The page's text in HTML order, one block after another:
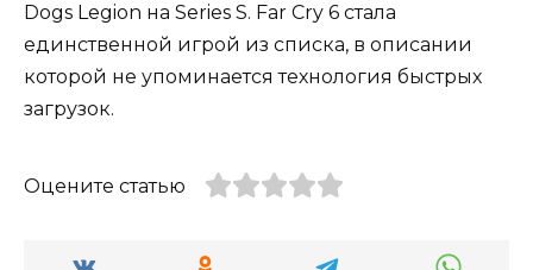
Dogs Legion на Series S. Far Cry 6 стала
единственной игрой из списка, в описании
которой не упоминается технология быстрых
загрузок.
Оцените статью